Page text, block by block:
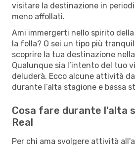
visitare la destinazione in
meno affollati.
Ami immergerti nello spirito
la folla? O sei un tipo più
scoprire la tua destinazione
Qualunque sia l’intento del tuo
deluderà. Ecco alcune attività da
durante l’alta stagione e bassa
Cosa fare durante l'alta
Real
Per chi ama svolgere attività